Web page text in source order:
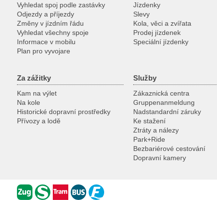
Vyhledat spoj podle zastávky
Odjezdy a příjezdy
Změny v jízdním řádu
Vyhledat všechny spoje
Informace v mobilu
Plan pro vyvojare
Jízdenky
Slevy
Kola, věci a zvířata
Prodej jízdenek
Speciální jízdenky
Za zážitky
Kam na výlet
Na kole
Historické dopravní prostředky
Přívozy a lodě
Služby
Zákaznická centra
Gruppenanmeldung
Nadstandardní záruky
Ke stažení
Ztráty a nálezy
Park+Ride
Bezbariérové cestování
Dopravní kamery